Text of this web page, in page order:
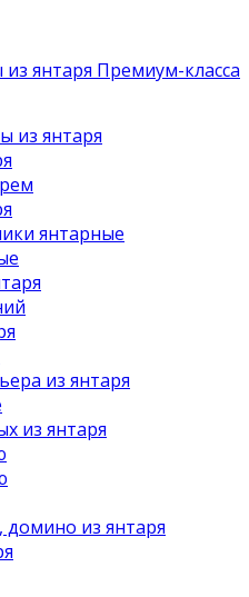
янтаря Премиум-класса
из янтаря
янтарные
из янтаря
из янтаря
из янтаря